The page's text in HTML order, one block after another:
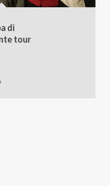
di
tour